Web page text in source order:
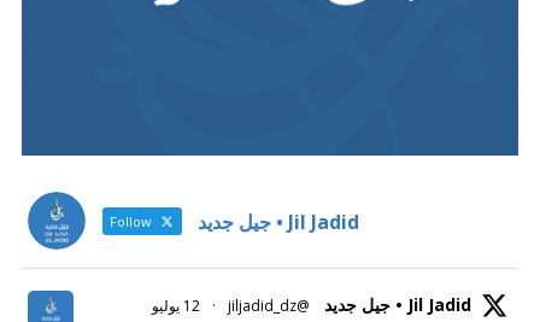
Jil Jadid • جيل جديد Follow
Jil Jadid • جيل جديد @jiljadid_dz
· 12 يوليو